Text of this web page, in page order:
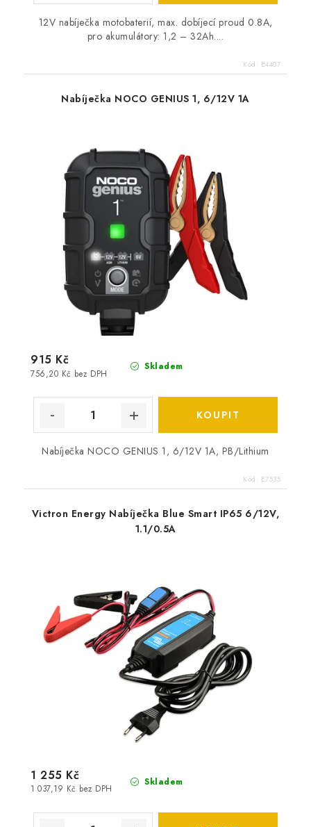
12V nabíječka motobaterií, max. dobíjecí proud 0.8A,
pro akumulátory: 1,2 – 32Ah....
Kód: E4407
Nabíječka NOCO GENIUS 1, 6/12V 1A
Skladem
756,20 Kč bez DPH
915 Kč
Nabíječka NOCO GENIUS 1, 6/12V 1A, PB/Lithium
Kód: E7535
Victron Energy Nabíječka Blue Smart IP65 6/12V,
1.1/0.5A
Skladem
1 037,19 Kč bez DPH
1 255 Kč